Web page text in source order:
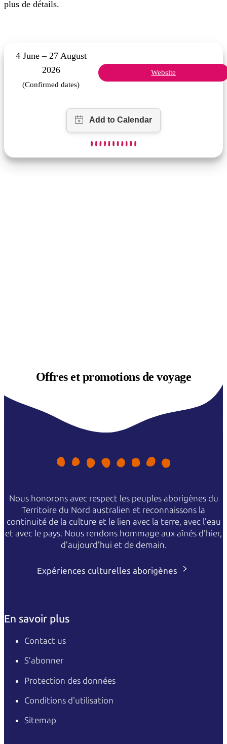
plus de détails.
4 June – 27 August
2026
(Confirmed dates)
Website
Offres etpromotions de voyage
Nous honorons avec respect les peuples aborigènes du
Territoire du Nord australien et reconnaissons la
continuité de la culture et le lien avec la terre, avec l'eau
et avec le pays. Nous rendons hommage aux aînés d'hier,
d'aujourd'hui et de demain.
Expériences culturelles aborigènes
En savoir plus
Contact us
S’abonner
Protection des données
Conditions d'utilisation
Sitemap